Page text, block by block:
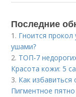
Последние
1. Гноится
ушами?
2. ТОП-7
Красота кожи: 5
3. Как избавиться
Пигментное